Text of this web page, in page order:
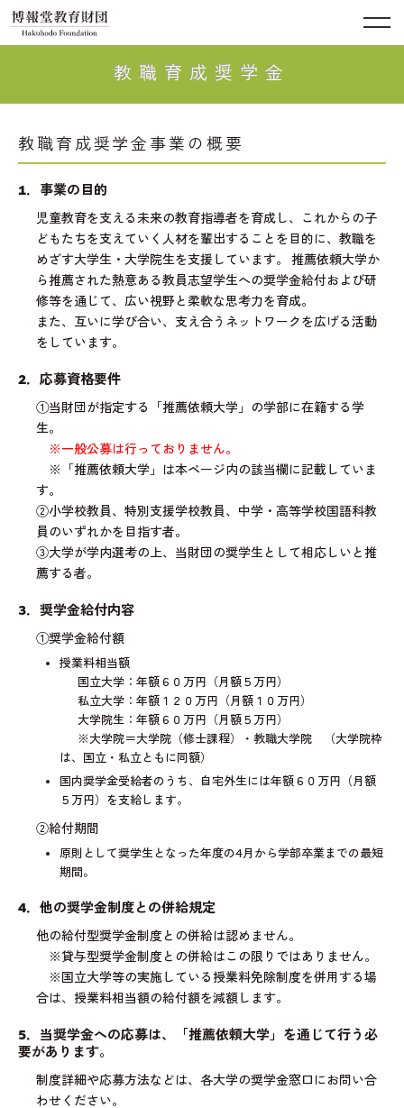
教職育成奨学金
教職育成奨学金事業の概要
1．事業の目的
児童教育を支える未来の教育指導者を育成し、これからの子
どもたちを支えていく人材を輩出することを目的に、教職を
めざす大学生・大学院生を支援しています。 推薦依頼大学か
ら推薦された熱意ある教員志望学生への奨学金給付および研
修等を通じて、広い視野と柔軟な思考力を育成。
また、互いに学び合い、支え合うネットワークを広げる活動
をしています。
2．応募資格要件
①当財団が指定する「推薦依頼大学」の学部に在籍する学
生。
※一般公募は行っておりません。
※「推薦依頼大学」は本ページ内の該当欄に記載していま
す。
②小学校教員、特別支援学校教員、中学・高等学校国語科教
員のいずれかを目指す者。
③大学が学内選考の上、当財団の奨学生として相応しいと推
薦する者。
3．奨学金給付内容
①奨学金給付額
授業料相当額
国立大学：年額６０万円（月額５万円）
私立大学：年額１２０万円（月額１０万円）
大学院生：年額６０万円（月額５万円）
※大学院＝大学院（修士課程）・教職大学院 （大学院枠
は、国立・私立ともに同額）
国内奨学金受給者のうち、自宅外生には年額６０万円（月額
５万円）を支給します。
②給付期間
原則として​奨学生となった年度の4月から学部卒業までの最短
期間。
4．他の奨学金制度との併給規定
他の給付型奨学金制度との併給は認めません。
※貸与型奨学金制度との併給はこの限りではありません。
※国立大学等の実施している授業料免除制度を併用する場
合は、授業料相当額の給付額を減額します。
5．当奨学金への応募は、「推薦依頼大学」を通じて行う必
要があります。
制度詳細や応募方法などは、各大学の奨学金窓口にお問い合
わせください。